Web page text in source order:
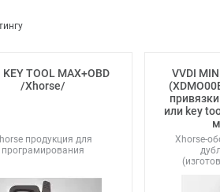
KEY TOOL MAX+OBD
/Xhorse/
продукция для
програмирования
VVDI
или key
Xhorse-